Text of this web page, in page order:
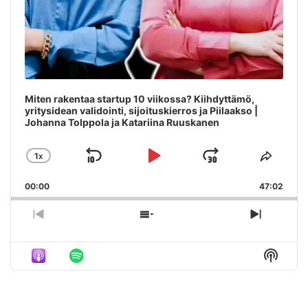
Miten rakentaa startup 10 viikossa? Kiihdyttämö,
yritysidean validointi, sijoituskierros ja Piilaakso |
Johanna Tolppola ja Katariina Ruuskanen
CHANGE
RATE
1X
SKIP
PLAY JUMP
00:00 47:02
PREVIOUS
SHOW
LIST
NEXT
Show